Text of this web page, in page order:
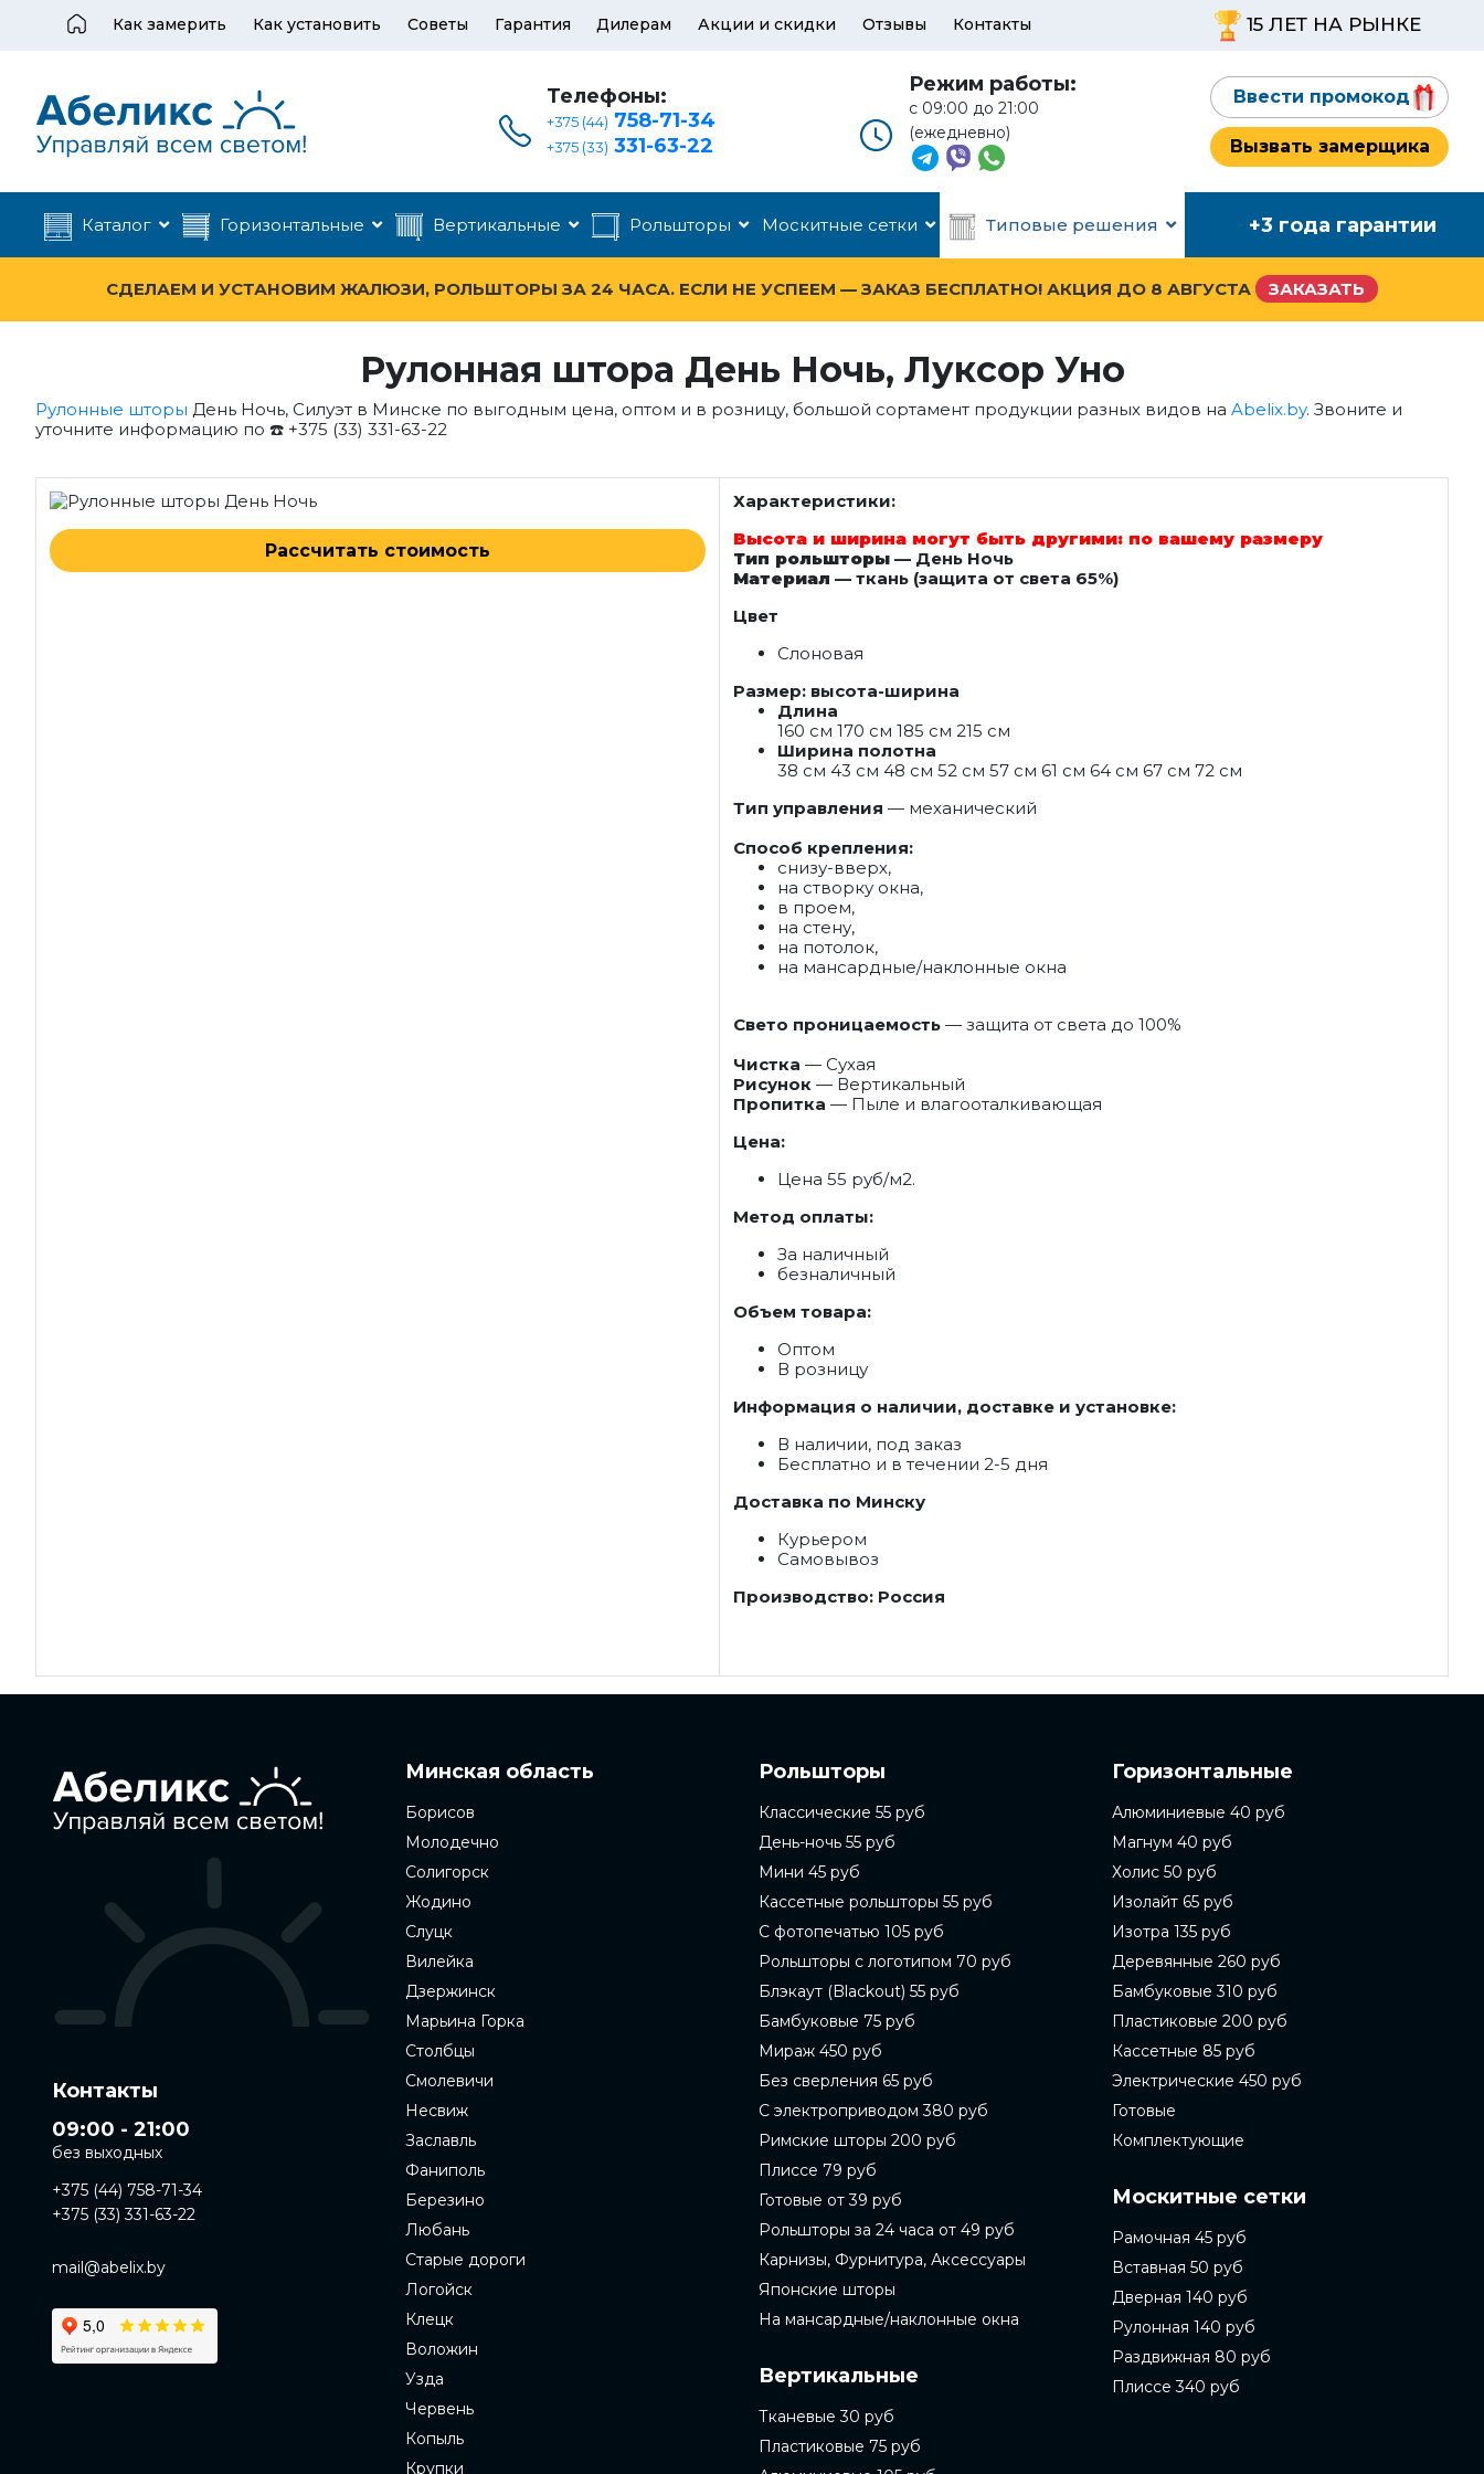
Как замерить Как установить Советы Гарантия Дилерам Акции и скидки Отзывы Контакты 15 ЛЕТ НА РЫНКЕ
Телефоны:
+375 (44) 758-71-34
+375 (33) 331-63-22
Режим работы:
с 09:00 до 21:00
(ежедневно)
Ввести промокод
Вызвать замерщика
Каталог Горизонтальные Вертикальные Рольшторы Москитные сетки Типовые решения +3 года гарантии
СДЕЛАЕМ И УСТАНОВИМ ЖАЛЮЗИ, РОЛЬШТОРЫ ЗА 24 ЧАСА. ЕСЛИ НЕ УСПЕЕМ — ЗАКАЗ БЕСПЛАТНО! АКЦИЯ ДО 8 АВГУСТА ЗАКАЗАТЬ
Рулонная штора День Ночь, Луксор Уно
Рулонные шторы День Ночь, Силуэт в Минске по выгодным цена, оптом и в розницу, большой сортамент продукции разных видов на Abelix.by. Звоните и
уточните информацию по ☎️ +375 (33) 331-63-22
Рассчитать стоимость
Характеристики:
Высота и ширина могут быть другими: по вашему размеру
Тип рольшторы — День Ночь
Материал — ткань (защита от света 65%)
Цвет
Слоновая
Размер: высота-ширина
Длина
160 см 170 см 185 см 215 см
Ширина полотна
38 см 43 см 48 см 52 см 57 см 61 см 64 см 67 см 72 см
Тип управления — механический
Способ крепления:
снизу-вверх,
на створку окна,
в проем,
на стену,
на потолок,
на мансардные/наклонные окна
Свето проницаемость — защита от света до 100%
Чистка — Сухая
Рисунок — Вертикальный
Пропитка — Пыле и влагооталкивающая
Цена:
Цена 55 руб/м2.
Метод оплаты:
За наличный
безналичный
Объем товара:
Оптом
В розницу
Информация о наличии, доставке и установке:
В наличии, под заказ
Бесплатно и в течении 2-5 дня
Доставка по Минску
Курьером
Самовывоз
Производство: Россия
Контакты
09:00 - 21:00
без выходных
+375 (44) 758-71-34
+375 (33) 331-63-22
mail@abelix.by
Минская область
Борисов
Молодечно
Солигорск
Жодино
Слуцк
Вилейка
Дзержинск
Марьина Горка
Столбцы
Смолевичи
Несвиж
Заславль
Фаниполь
Березино
Любань
Старые дороги
Логойск
Клецк
Воложин
Узда
Червень
Копыль
Крупки
Рольшторы
Классические 55 руб
День-ночь 55 руб
Мини 45 руб
Кассетные рольшторы 55 руб
С фотопечатью 105 руб
Рольшторы с логотипом 70 руб
Блэкаут (Blackout) 55 руб
Бамбуковые 75 руб
Мираж 450 руб
Без сверления 65 руб
С электроприводом 380 руб
Римские шторы 200 руб
Плиссе 79 руб
Готовые от 39 руб
Рольшторы за 24 часа от 49 руб
Карнизы, Фурнитура, Аксессуары
Японские шторы
На мансардные/наклонные окна
Вертикальные
Тканевые 30 руб
Пластиковые 75 руб
Горизонтальные
Алюминиевые 40 руб
Магнум 40 руб
Холис 50 руб
Изолайт 65 руб
Изотра 135 руб
Деревянные 260 руб
Бамбуковые 310 руб
Пластиковые 200 руб
Кассетные 85 руб
Электрические 450 руб
Готовые
Комплектующие
Москитные сетки
Рамочная 45 руб
Вставная 50 руб
Дверная 140 руб
Рулонная 140 руб
Раздвижная 80 руб
Плиссе 340 руб